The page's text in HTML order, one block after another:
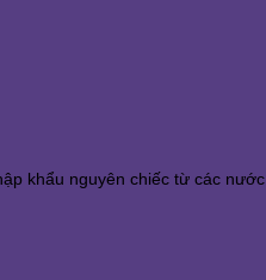
khẩu nguyên chiếc từ các